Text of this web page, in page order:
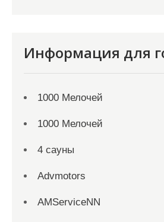
Информация для
1000 Мелочей
1000 Мелочей
4 сауны
Advmotors
AMServiceNN